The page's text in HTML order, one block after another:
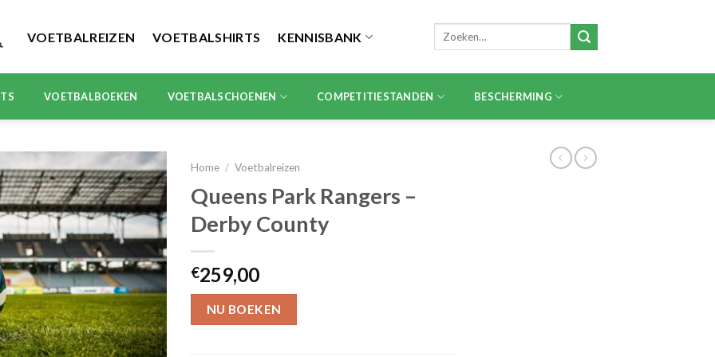
VOETBALREIZEN VOETBALSHIRTS KENNISBANK
Zoeken
VOETBALBOEKEN VOETBALSCHOENEN COMPETITIESTANDEN BESCHERMING
Home / Voetbalreizen
Queens Park Rangers –
Derby County
€259,00
NU BOEKEN